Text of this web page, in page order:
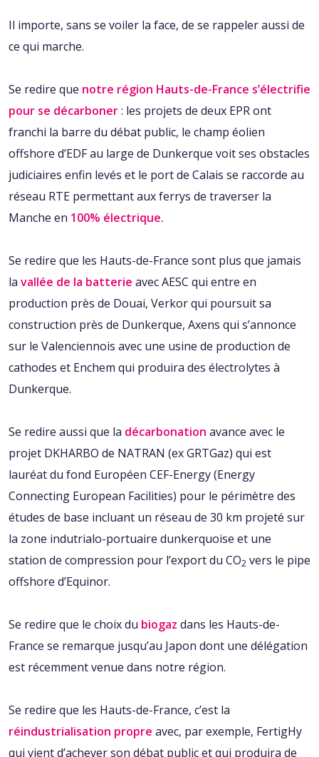
Il importe, sans se voiler la face, de se rappeler aussi de
ce qui marche.
Se redire que notre région Hauts-de-France s’électrifie
pour se décarboner: les projets de deux EPR ont
franchi la barre du débat public, le champ éolien
offshore d’EDF au large de Dunkerque voit ses obstacles
judiciaires enfin levés et le port de Calais se raccorde au
réseau RTE permettant aux ferrys de traverser la
Manche en 100% électrique.
Se redire que les Hauts-de-France sont plus que jamais
la vallée de la batterie avec AESC qui entre en
production près de Douai, Verkor qui poursuit sa
construction près de Dunkerque, Axens qui s’annonce
sur le Valenciennois avec une usine de production de
cathodes et Enchem qui produira des électrolytes à
Dunkerque.
Se redire aussi que la décarbonation avance avec le
projet DKHARBO de NATRAN (ex GRTGaz) qui est
lauréat du fond Européen CEF-Energy (Energy
Connecting European Facilities) pour le périmètre des
études de base incluant un réseau de 30 km projeté sur
la zone indutrialo-portuaire dunkerquoise et une
station de compression pour l’export du CO2 vers le pipe
offshore d’Equinor.
Se redire que le choix du biogaz dans les Hauts-de-
France se remarque jusqu’au Japon dont une délégation
est récemment venue dans notre région.
Se redire que les Hauts-de-France, c’est la
réindustrialisation propre avec, par exemple, FertigHy
qui vient d’achever son débat public et qui produira de